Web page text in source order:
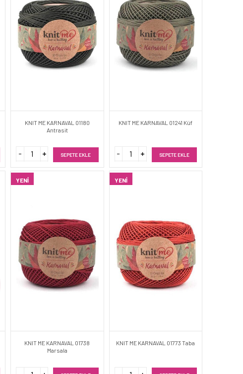
KNIT ME KARNAVAL 01180
Antrasit
SEPETE EKLE
KNIT ME KARNAVAL 01241 Küf
SEPETE EKLE
YENI
KNIT ME KARNAVAL 01738
Marsala
YENI
KNIT ME KARNAVAL 01773 Taba